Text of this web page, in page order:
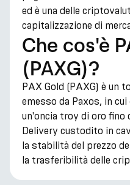
ed è una delle
capitalizzazione di
Che cos'è
(PAXG)?
PAX Gold (PAXG) è un
emesso da Paxos, in
un'oncia troy di oro fino
Delivery custodito in
la stabilità del prezzo
la trasferibilità delle